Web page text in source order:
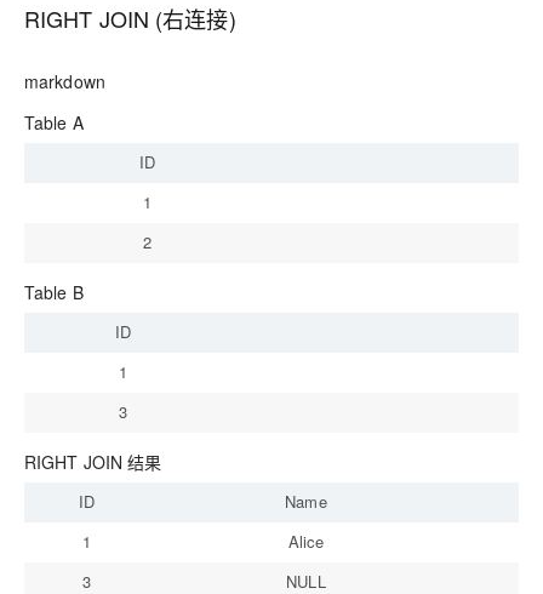
RIGHT JOIN (右连接)
markdown
Table A
ID
1
2
Table B
ID
1
3
RIGHT JOIN 结果
ID
Name
1
Alice
3
NULL